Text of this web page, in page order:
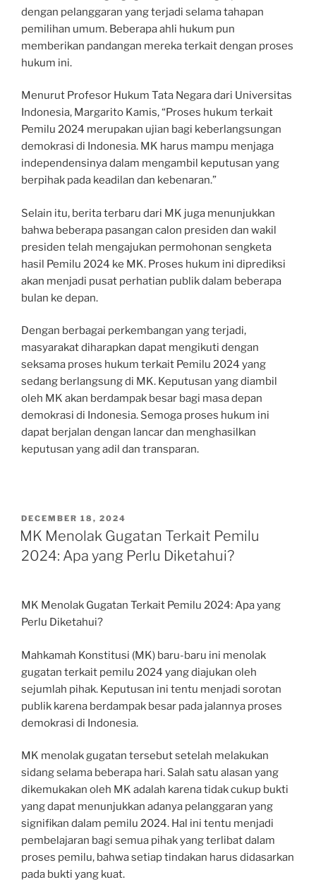
dengan pelanggaran yang terjadi selama tahapan
pemilihan umum. Beberapa ahli hukum pun
memberikan pandangan mereka terkait dengan proses
hukum ini.
Menurut Profesor Hukum Tata Negara dari Universitas
Indonesia, Margarito Kamis, “Proses hukum terkait
Pemilu 2024 merupakan ujian bagi keberlangsungan
demokrasi di Indonesia. MK harus mampu menjaga
independensinya dalam mengambil keputusan yang
berpihak pada keadilan dan kebenaran.”
Selain itu, berita terbaru dari MK juga menunjukkan
bahwa beberapa pasangan calon presiden dan wakil
presiden telah mengajukan permohonan sengketa
hasil Pemilu 2024 ke MK. Proses hukum ini diprediksi
akan menjadi pusat perhatian publik dalam beberapa
bulan ke depan.
Dengan berbagai perkembangan yang terjadi,
masyarakat diharapkan dapat mengikuti dengan
seksama proses hukum terkait Pemilu 2024 yang
sedang berlangsung di MK. Keputusan yang diambil
oleh MK akan berdampak besar bagi masa depan
demokrasi di Indonesia. Semoga proses hukum ini
dapat berjalan dengan lancar dan menghasilkan
keputusan yang adil dan transparan.
POSTED
ON
DECEMBER 18, 2024
MK Menolak Gugatan Terkait Pemilu
2024: Apa yang Perlu Diketahui?
MK Menolak Gugatan Terkait Pemilu 2024: Apa yang
Perlu Diketahui?
Mahkamah Konstitusi (MK) baru-baru ini menolak
gugatan terkait pemilu 2024 yang diajukan oleh
sejumlah pihak. Keputusan ini tentu menjadi sorotan
publik karena berdampak besar pada jalannya proses
demokrasi di Indonesia.
MK menolak gugatan tersebut setelah melakukan
sidang selama beberapa hari. Salah satu alasan yang
dikemukakan oleh MK adalah karena tidak cukup bukti
yang dapat menunjukkan adanya pelanggaran yang
signifikan dalam pemilu 2024. Hal ini tentu menjadi
pembelajaran bagi semua pihak yang terlibat dalam
proses pemilu, bahwa setiap tindakan harus didasarkan
pada bukti yang kuat.